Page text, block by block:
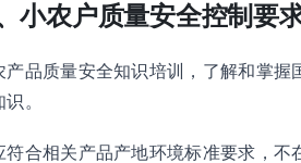
小农户质量安全控制要
产品质量安全知识培训，了解和掌
。
符合相关产品产地环境标准要求，